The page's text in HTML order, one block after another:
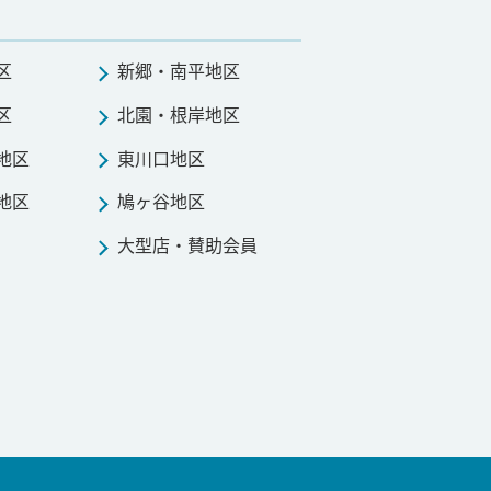
区
区
新郷・南平地区
北園・根岸地区
東川口地区
鳩ヶ谷地区
大型店・賛助会員